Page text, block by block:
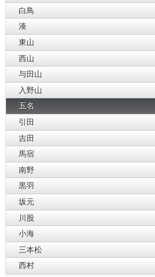
白鳥
湊
東山
西山
与田山
入野山
五名
引田
吉田
馬宿
南野
黒羽
坂元
川股
小海
三本松
西村